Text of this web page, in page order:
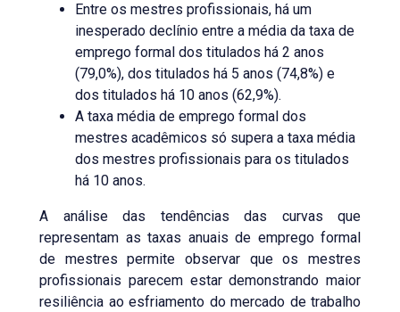
Entre os mestres profissionais, há um
inesperado declínio entre a média da taxa de
emprego formal dos titulados há 2 anos
(79,0%), dos titulados há 5 anos (74,8%) e
dos titulados há 10 anos (62,9%).
A taxa média de emprego formal dos
mestres acadêmicos só supera a taxa média
dos mestres profissionais para os titulados
há 10 anos.
A análise das tendências das curvas que
representam as taxas anuais de emprego formal
de mestres permite observar que os mestres
profissionais parecem estar demonstrando maior
resiliência ao esfriamento do mercado de trabalho